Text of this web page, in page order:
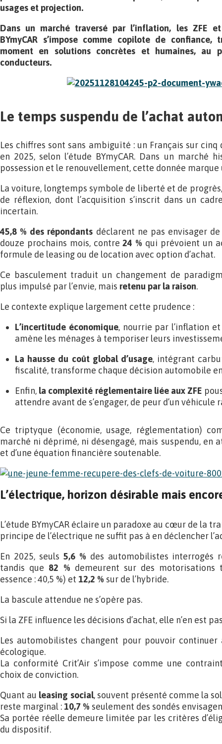
usages et projection.
Dans un marché traversé par l’inflation, les ZFE
BYmyCAR s’impose comme copilote de
moment en solutions concrètes et humaines,
conducteurs.
Le temps suspendu de l’achat
Les chiffres sont sans ambiguïté : un Français sur
en 2025, selon l’étude BYmyCAR. Dans un marché
possession et le renouvellement, cette donnée
La voiture, longtemps symbole de liberté et de
de réflexion, dont l’acquisition s’inscrit dans un
incertain.
45,8 % des répondants déclarent ne pas envisager
douze prochains mois, contre24 % qui prévoient un
formule de leasing ou de location avec option d’achat.
Ce basculement traduit un changement de
plus impulsé par l’envie, mais retenu par la raison.
Le contexte explique largement cette prudence :
L’incertitude économique, nourrie par l’inflation et
amène les ménages à temporiser leurs
La hausse du coût global d’usage, intégrant
fiscalité, transforme chaque décision automobile
Enfin, la complexité réglementaire liée aux ZFE
attendre avant de s’engager, de peur d’un
Ce triptyque (économie, usage, réglementation)
marché ni déprimé, ni désengagé, mais suspendu, en
et d’une équation financière soutenable.
L’électrique, horizon désirable mais
L’étude BYmyCAR éclaire un paradoxe au cœur de la
principe de l’électrique ne suffit pas à en déclencher
En 2025, seuls 5,6 % des automobilistes interrogés
tandis que 82 % demeurent sur des motorisations
essence : 40,5 %) et 12,2 % sur de l’hybride.
La bascule attendue ne s’opère pas.
Si la ZFE influence les décisions d’achat, elle n’en est
Les automobilistes changent pour pouvoir
écologique.
La conformité Crit’Air s’impose comme une
choix de conviction.
Quant au leasing social, souvent présenté comme la
reste marginal : 10,7 % seulement des sondés
Sa portée réelle demeure limitée par les critères
du dispositif.